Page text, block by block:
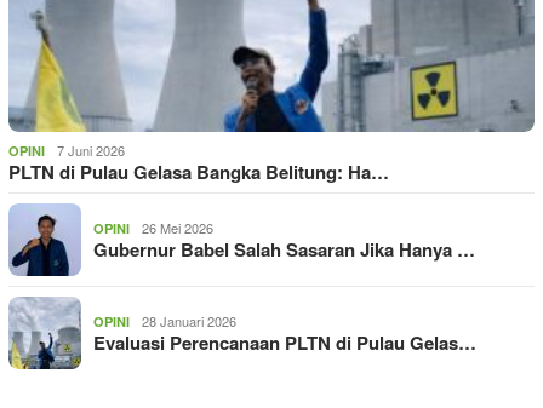
OPINI 7 Juni 2026
PLTN di Pulau Gelasa Bangka Belitung: Ha…
OPINI 26 Mei 2026
Gubernur Babel Salah Sasaran Jika Hanya …
OPINI 28 Januari 2026
Evaluasi Perencanaan PLTN di Pulau Gelas…